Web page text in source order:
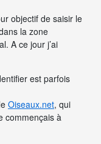
objectif de saisir le
la zone
A ce jour j’ai
est parfois
Oiseaux.net, qui
commençais à